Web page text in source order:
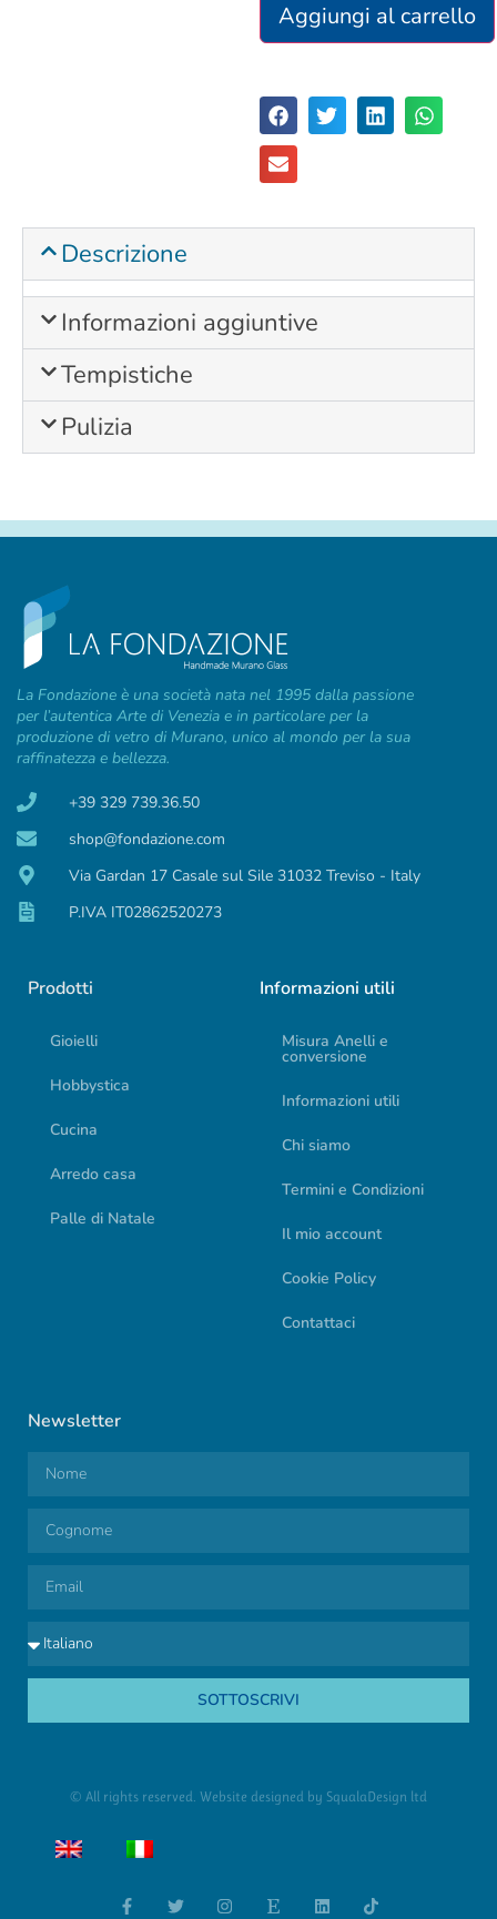
Aggiungi al carrello
Descrizione
Informazioni aggiuntive
Tempistiche
Pulizia
La Fondazione è una società nata nel 1995 dalla passione
per l’autentica Arte di Venezia e in particolare per la
produzione di vetro di Murano, unico al mondo per la sua
raffinatezza e bellezza.
+39 329 739.36.50
shop@fondazione.com
Via Gardan 17 Casale sul Sile 31032 Treviso - Italy
P.IVA IT02862520273
Prodotti
Gioielli
Hobbystica
Cucina
Arredo casa
Palle di Natale
Informazioni utili
Misura Anelli e
conversione
Informazioni utili
Chi siamo
Termini e Condizioni
Il mio account
Cookie Policy
Contattaci
Newsletter
SOTTOSCRIVI
© All rights reserved. Website designed by SqualaDesign ltd